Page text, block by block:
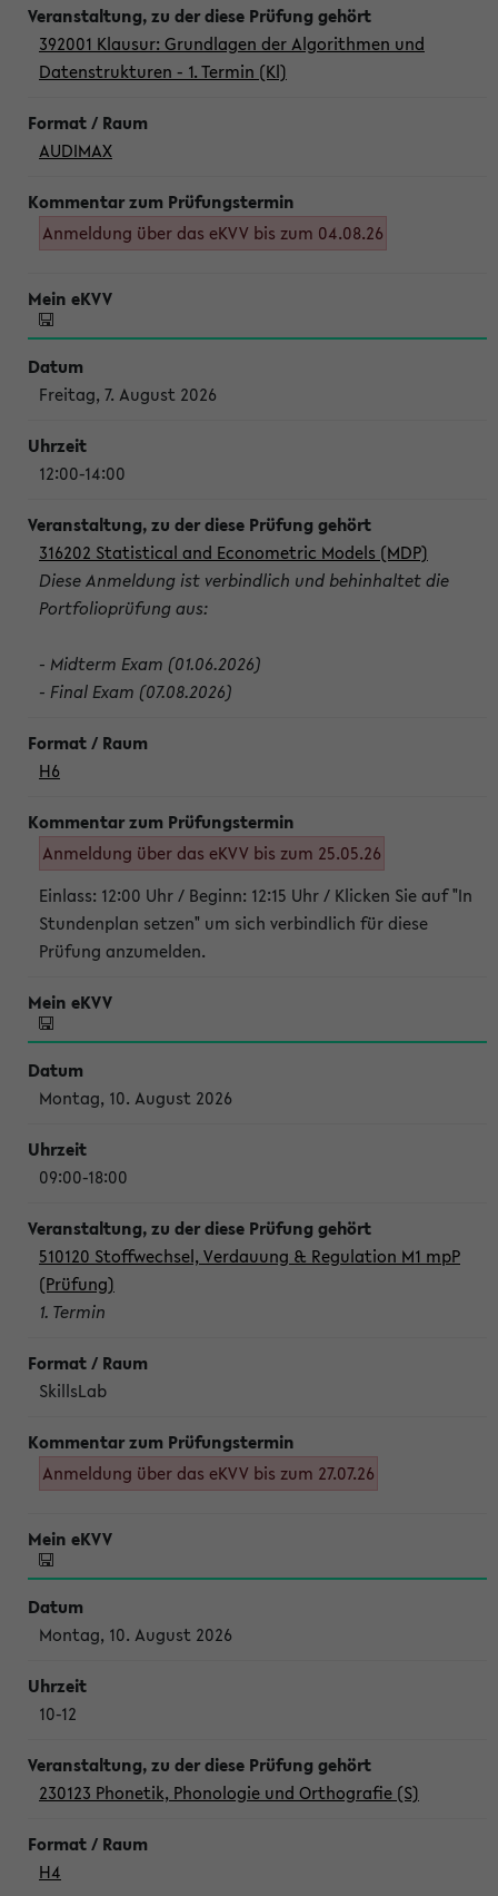
392001 Klausur: Grundlagen der Algorithmen und
Datenstrukturen - 1. Termin (Kl)
AUDIMAX
Anmeldung über das eKVV bis zum 04.08.26
Freitag, 7. August 2026
12:00-14:00
316202 Statistical and Econometric Models (MDP)
Diese Anmeldung ist verbindlich und behinhaltet die
Portfolioprüfung aus:
- Midterm Exam (01.06.2026)
- Final Exam (07.08.2026)
H6
Anmeldung über das eKVV bis zum 25.05.26
Einlass: 12:00 Uhr / Beginn: 12:15 Uhr / Klicken Sie auf "In
Stundenplan setzen" um sich verbindlich für diese
Prüfung anzumelden.
Montag, 10. August 2026
09:00-18:00
510120 Stoffwechsel, Verdauung & Regulation M1 mpP
(Prüfung)
1. Termin
SkillsLab
Anmeldung über das eKVV bis zum 27.07.26
Montag, 10. August 2026
10-12
230123 Phonetik, Phonologie und Orthografie (S)
H4